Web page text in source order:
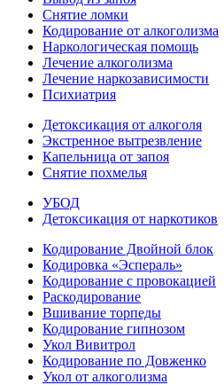
Снятие ломки
Кодирование от алкоголизма
Наркологическая помощь
Лечение алкоголизма
Лечение наркозависимости
Психиатрия
Детоксикация от алкоголя
Экстренное вытрезвление
Капельница от запоя
Снятие похмелья
УБОД
Детоксикация от наркотиков
Кодирование Двойной блок
Кодировка «Эспераль»
Кодирование с провокацией
Раскодирование
Вшивание торпеды
Кодирование гипнозом
Укол Вивитрол
Кодирование по Довженко
Укол от алкоголизма